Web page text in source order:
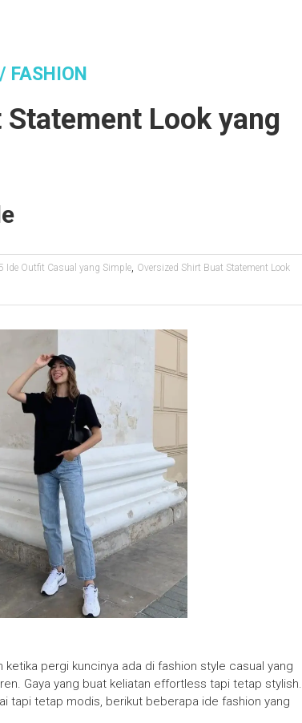
FASHION
Look yang
5 Ide Outfit Casual yang Simple, Oversized Shirt Buat Statement Look
ketika pergi kuncinya ada di fashion style casual yang
Gaya yang buat keliatan effortless tapi tetap stylish.
tapi tetap modis, berikut beberapa ide fashion yang